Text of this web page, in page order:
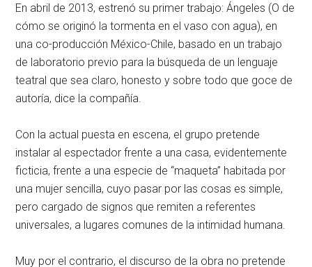
En abril de 2013, estrenó su primer trabajo: Ángeles (O de
cómo se originó la tormenta en el vaso con agua), en
una co-producción México-Chile, basado en un trabajo
de laboratorio previo para la búsqueda de un lenguaje
teatral que sea claro, honesto y sobre todo que goce de
autoría, dice la compañía.
Con la actual puesta en escena, el grupo pretende
instalar al espectador frente a una casa, evidentemente
ficticia, frente a una especie de “maqueta” habitada por
una mujer sencilla, cuyo pasar por las cosas es simple,
pero cargado de signos que remiten a referentes
universales, a lugares comunes de la intimidad humana.
Muy por el contrario, el discurso de la obra no pretende